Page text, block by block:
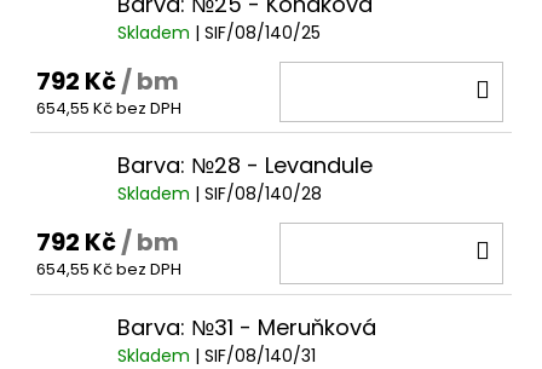
Skladem | SIF/08/140/25
792 Kč/ bm
654,55 Kč bez DPH
Barva: №28 - Levandule
Skladem | SIF/08/140/28
792 Kč/ bm
654,55 Kč bez DPH
Barva: №31 - Meruňková
Skladem | SIF/08/140/31